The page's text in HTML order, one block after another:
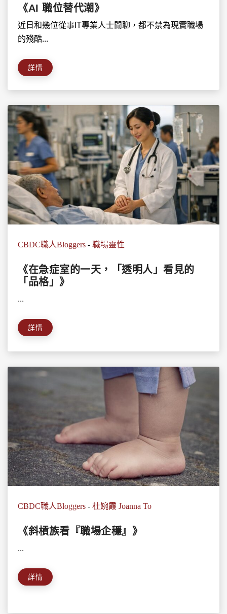
《AI 職位替代潮》
近日和幾位從事IT專業人士閒聊，都不禁為現實職場
的殘酷...
詳情
CBDC職人Bloggers - 職場靈性
《在急症室的一天，「透明人」看見的
「品格」》
...
詳情
CBDC職人Bloggers - 杜婉霞 Joanna To
《斜槓族看『職場企穩』》
...
詳情